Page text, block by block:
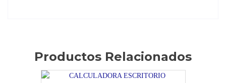
Productos Relacionados